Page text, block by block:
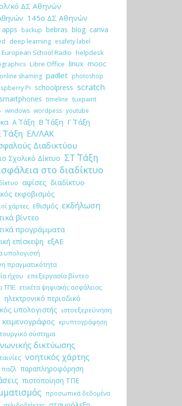
κό ΔΣ Αθηνών
145ο ΔΣ Αθηνών
apps backup bebras blog canva
deep learning esafety label
European School Radio helpdesk
Libre Office linux mooc
online shaming padlet photoshop
Pi schoolpress scratch
smartphones timeline tuxpaint
windows wordpess youtube
Α΄ Τάξη Β΄ Τάξη Γ΄ Τάξη
Τάξη ΕΛ/ΛΑΚ
Διαδικτύου
Σχολικό Δίκτυο ΣΤ΄ Τάξη
στο διαδίκτυο
αφίσες διαδίκτυο
εκφοβισμός
χάρτες εθισμός εκδήλωση
βίντεο
προγράμματα
επίσκεψη εξΑΕ
υπολογιστή
πραγματικότητα
ήχου επεξεργασία βίντεο
ΤΠΕ ετικέτα ψηφιακής ασφάλειας
ηλεκτρονικό περιοδικό
υπολογιστής ιστοεξερεύνηση
κειμενογράφος κρυπτογράφηση
σύστημα
δικτύωσης
νοητικός χάρτης
παζλ παραπληροφόρηση
πιστοποίηση ΤΠΕ
προσωπικά δεδομένα